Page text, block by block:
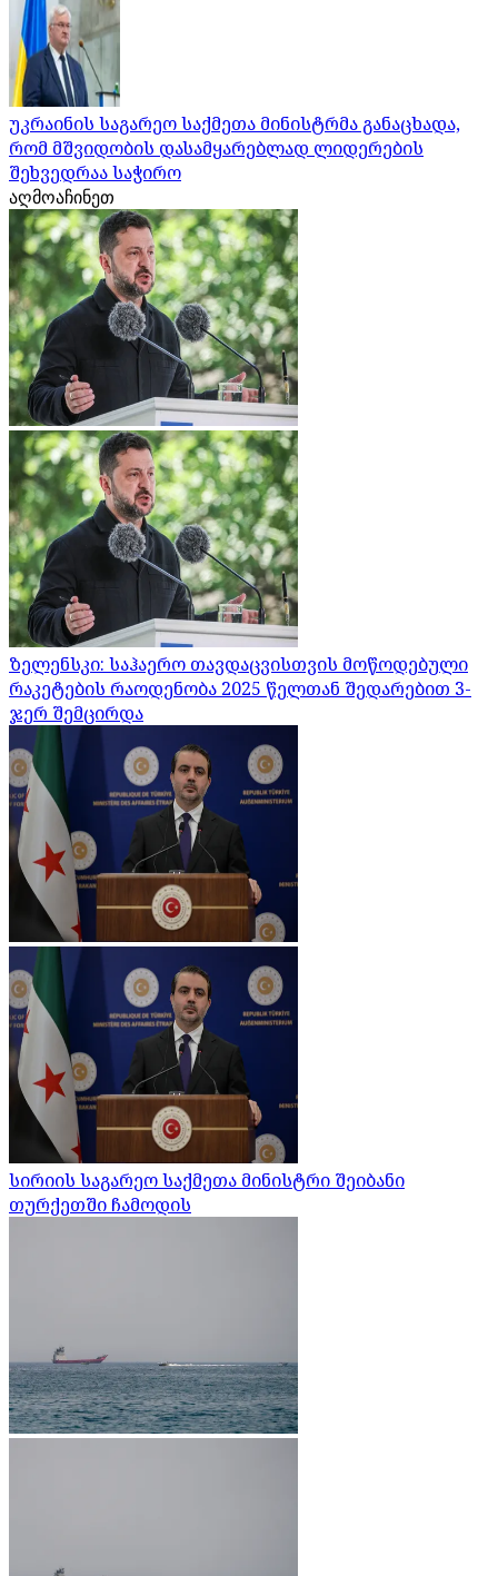
უკრაინის საგარეო საქმეთა მინისტრმა განაცხადა,
რომ მშვიდობის დასამყარებლად ლიდერების
შეხვედრაა საჭირო
აღმოაჩინეთ
ზელენსკი: საჰაერო თავდაცვისთვის მოწოდებული
რაკეტების რაოდენობა 2025 წელთან შედარებით 3-
ჯერ შემცირდა
სირიის საგარეო საქმეთა მინისტრი შეიბანი
თურქეთში ჩამოდის